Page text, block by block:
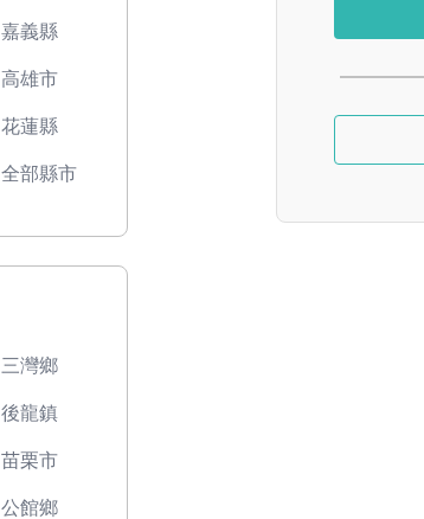
嘉義縣
高雄市
花蓮縣
全部縣市
三灣鄉
後龍鎮
苗栗市
公館鄉